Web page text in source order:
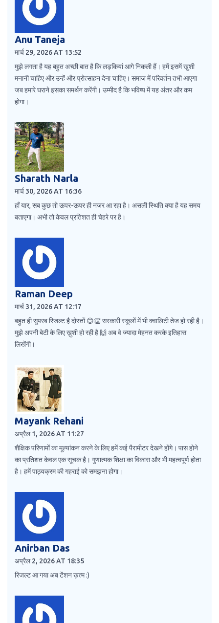
Anu Taneja
मार्च 29, 2026 AT 13:52
मुझे लगता है यह बहुत अच्छी बात है कि लड़कियां आगे निकली हैं। हमें इसमें खुशी
मनानी चाहिए और उन्हें और प्रोत्साहन देना चाहिए। समाज में परिवर्तन तभी आएगा
जब हमारे घराने इसका समर्थन करेंगी। उम्मीद है कि भविष्य में यह अंतर और कम
होगा।
Sharath Narla
मार्च 30, 2026 AT 16:36
हाँ यार, सब कुछ तो ऊपर-ऊपर ही नजर आ रहा है। असली स्थिति क्या है यह समय
बताएगा। अभी तो केवल प्रतिशत ही चेहरे पर है।
Raman Deep
मार्च 31, 2026 AT 12:17
बहुत ही सुपरब रिजल्ट है दोस्तों 😊👏 सरकारी स्कूलों में भी क्वालिटी तेज हो रही है।
मुझे अपनी बेटी के लिए ख़ुशी हो रही है 🙌 अब वे ज्यादा मेहनत करके इतिहास
लिखेंगी।
Mayank Rehani
अप्रैल 1, 2026 AT 11:27
शैक्षिक परिणामों का मूल्यांकन करने के लिए हमें कई पैरामीटर देखने होंगे। पास होने
का प्रतिशत केवल एक सूचक है। गुणात्मक शिक्षा का विकास और भी महत्वपूर्ण होता
है। हमें पाठ्यक्रम की गहराई को समझना होगा।
Anirban Das
अप्रैल 2, 2026 AT 18:35
रिजल्ट आ गया अब टेंशन ख़त्म :)